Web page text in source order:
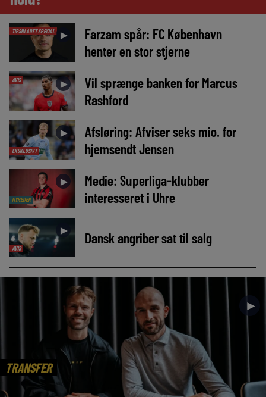
TIPSBLADET SPECIAL ►
Farzam spår: FC København
henter en stor stjerne
AVIS ►
Vil sprænge banken for Marcus
Rashford
EKSKLUSIVT
►
Afsløring: Afviser seks mio. for
hjemsendt Jensen
NYHEDER
►
Medie: Superliga-klubber
interesseret i Uhre
AVIS
► Dansk angriber sat til salg
TRANSFER
►